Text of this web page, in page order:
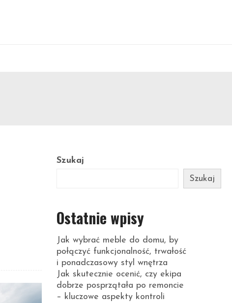
Szukaj
Szukaj
Ostatnie wpisy
Jak wybrać meble do domu, by
połączyć funkcjonalność, trwałość
i ponadczasowy styl wnętrza
Jak skutecznie ocenić, czy ekipa
dobrze posprzątała po remoncie
– kluczowe aspekty kontroli